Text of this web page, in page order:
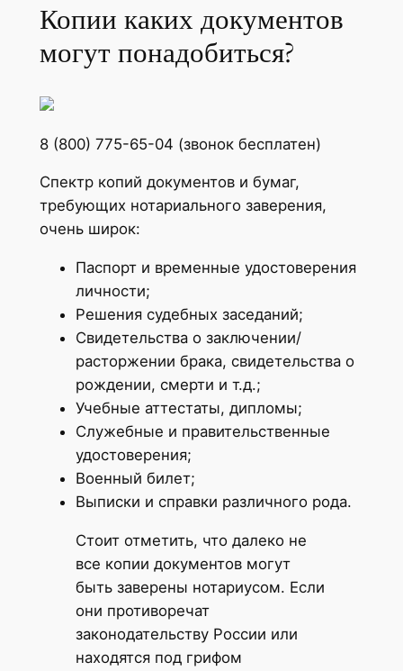
Копии каких документов
могут понадобиться?
8 (800) 775-65-04 (звонок бесплатен)
Спектр копий документов и бумаг,
требующих нотариального заверения,
очень широк:
Паспорт и временные удостоверения
личности;
Решения судебных заседаний;
Свидетельства о заключении/
расторжении брака, свидетельства о
рождении, смерти и т.д.;
Учебные аттестаты, дипломы;
Служебные и правительственные
удостоверения;
Военный билет;
Выписки и справки различного рода.
Стоит отметить, что далеко не
все копии документов могут
быть заверены нотариусом. Если
они противоречат
законодательству России или
находятся под грифом